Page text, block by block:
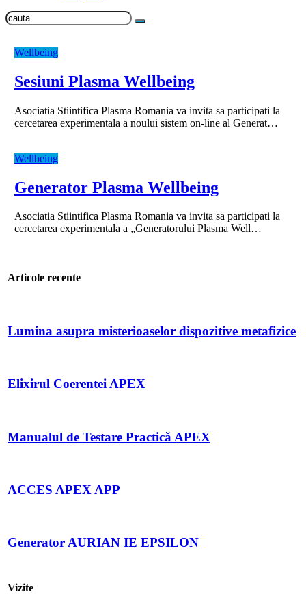
Wellbeing
Sesiuni Plasma Wellbeing
Asociatia Stiintifica Plasma Romania va invita sa participati la
cercetarea experimentala a noului sistem on-line al Generat…
Wellbeing
Generator Plasma Wellbeing
Asociatia Stiintifica Plasma Romania va invita sa participati la
cercetarea experimentala a „Generatorului Plasma Well…
Articole recente
Lumina asupra misterioaselor dispozitive metafizice
Elixirul Coerentei APEX
Manualul de Testare Practică APEX
ACCES APEX APP
Generator AURIAN IE EPSILON
Vizite